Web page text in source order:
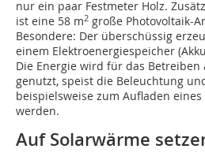
nur ein paar Festmeter Holz.
ist eine 58 m2 große Photovoltaik-
Besondere: Der überschüssig
einem Elektroenergiespeicher
Die Energie wird für das
genutzt, speist die Beleuchtung
beispielsweise zum Aufladen
werden.
Auf Solarwärme